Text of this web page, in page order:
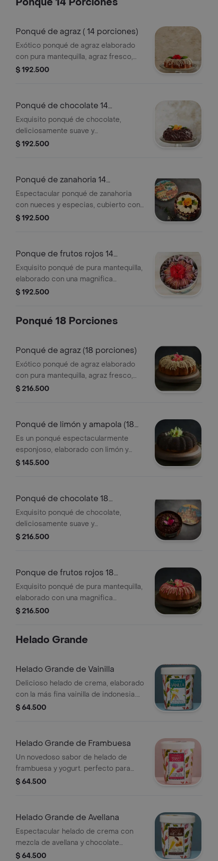
presentación 8 porciones: estuché
cm)
Ponqué de agraz ( 14 porciones)
Exótico ponqué de agraz elaborado
con pura mantequilla, agraz fresco,
semilla de amapola y cubierto con una
metálico diámetro 22 cm, alto 10 cm
$ 192.500
Ponqué de chocolate 14
porciones
Exquisito ponqué de chocolate,
deliciosamente suave y
profundamente chocolatoso, con una
metálico( diámetro 22 cm, alto 10 cm)
$ 192.500
Ponqué de zanahoria 14
porciones
Espectacular ponqué de zanahoria
con nueces y especias, cubierto con
una deliciosa crema de queso.
$ 192.500
Ponque de frutos rojos 14
porciones
Exquisito ponqué de pura mantequilla,
elaborado con una magnifica
mermelada de fresa, mora, arándanos
presentación 14 porciones: estuche
$ 192.500
Ponqué 18 Porciones
Ponqué de agraz (18 porciones)
Exótico ponqué de agraz elaborado
con pura mantequilla, agraz fresco,
semilla de amapola y cubierto con una
(diámetro 25 cm, alto 11.4 cm)
$ 216.500
Ponqué de limón y amapola (18
porciones)
Es un ponqué espectacularmente
esponjoso, elaborado con limón y
yogurt natural, cubierto con una
estuche metalico (diametro 25 cm,
alto 11.4 cm)
$ 145.500
Ponqué de chocolate 18
porciones
Exquisito ponqué de chocolate,
deliciosamente suave y
profundamente chocolatoso, con una
metálico( diámetro 25 cm, alto 11.4
$ 216.500
Ponque de frutos rojos 18
porciones
Exquisito ponqué de pura mantequilla,
elaborado con una magnifica
mermelada de fresa, mora, arándanos
presentación 18 porciones: estuche
$ 216.500
Helado Grande
Helado Grande de Vainilla
Delicioso helado de crema, elaborado
con la más fina vainilla de indonesia.
peso neto:660gr, porciones: aprox 15
$ 64.500
Helado Grande de Frambuesa
Un novedoso sabor de helado de
frambuesa y yogurt. perfecto para
acompañar los ponqués de cascabel.
$ 64.500
Helado Grande de Avellana
Espectacular helado de crema con
mezcla de avellana y chocolate
fundido. peso neto: 720gr, porciones:
$ 64.500